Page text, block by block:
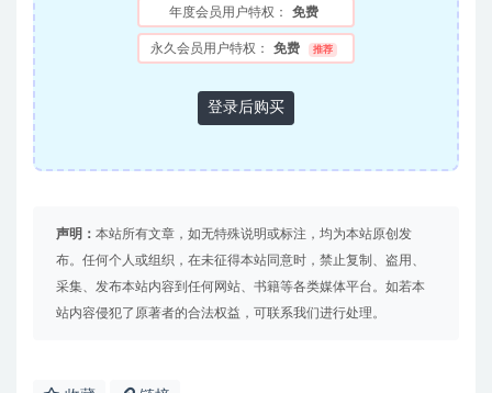
年度会员用户特权： 免费
永久会员用户特权： 免费 推荐
登录后购买
声明： 本站所有文章，如无特殊说明或标注，均为本站原创发
布。任何个人或组织，在未征得本站同意时，禁止复制、盗用、
采集、发布本站内容到任何网站、书籍等各类媒体平台。如若本
站内容侵犯了原著者的合法权益，可联系我们进行处理。